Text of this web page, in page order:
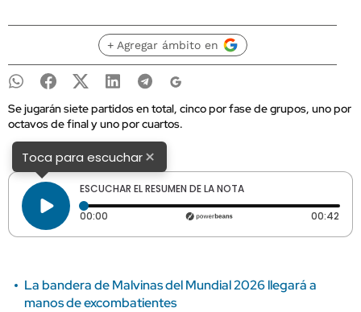
+ Agregar ámbito en
Se jugarán siete partidos en total, cinco por fase de grupos, uno por
octavos de final y uno por cuartos.
Toca para escuchar×
ESCUCHAR EL RESUMEN DE LA NOTA
00:00 Tiempo transcurrido: 0 segundos 00:42
La bandera de Malvinas del Mundial 2026 llegará a
manos de excombatientes